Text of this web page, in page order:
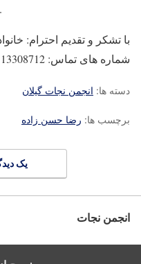
.
با تشکر و تقدیم احترام:
شماره های تماس: 00989113308712 – 00989118373754
دسته ها: انجمن نجات گیلان
برچسب ها: رضا حسن زاده
یک
انجمن نجات